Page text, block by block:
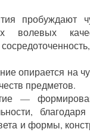
пробуждают
волевых
опирается на
предметов.
—
и формы,